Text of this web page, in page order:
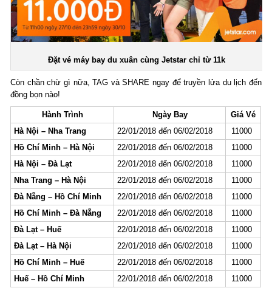
Đặt vé máy bay du xuân cùng Jetstar chỉ từ 11k
Còn chần chừ gì nữa, TAG và SHARE ngay để truyền lửa du lịch đến
đồng bọn nào!
Hành Trình Ngày Bay
Giá Vé
Hà Nội – Nha Trang
22/01/2018 đến 06/02/2018
11000
Hồ Chí Minh – Hà Nội
22/01/2018 đến 06/02/2018
11000
Hà Nội – Đà Lạt
22/01/2018 đến 06/02/2018
11000
Nha Trang – Hà Nội
22/01/2018 đến 06/02/2018
11000
Đà Nẵng – Hồ Chí Minh
22/01/2018 đến 06/02/2018
11000
Hồ Chí Minh – Đà Nẵng
22/01/2018 đến 06/02/2018
11000
Đà Lạt – Huế
22/01/2018 đến 06/02/2018
11000
Đà Lạt – Hà Nội
22/01/2018 đến 06/02/2018
11000
Hồ Chí Minh – Huế
22/01/2018 đến 06/02/2018
11000
Huế – Hồ Chí Minh
22/01/2018 đến 06/02/2018
11000